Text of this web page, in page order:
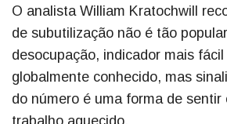
O analista William Kratochwill
de subutilização não é tão
desocupação, indicador mais
globalmente conhecido, mas
do número é uma forma de sentir
trabalho aquecido.